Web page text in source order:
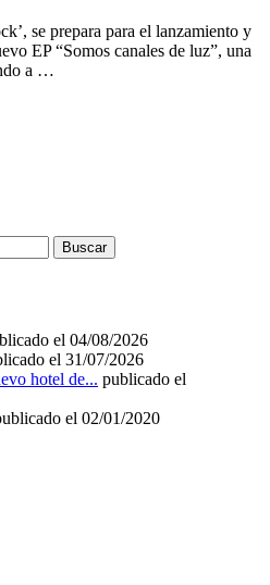
se prepara para el lanzamiento y
EP “Somos canales de luz”, una
a …
el 04/08/2026
el 31/07/2026
hotel de... publicado el
el 02/01/2020